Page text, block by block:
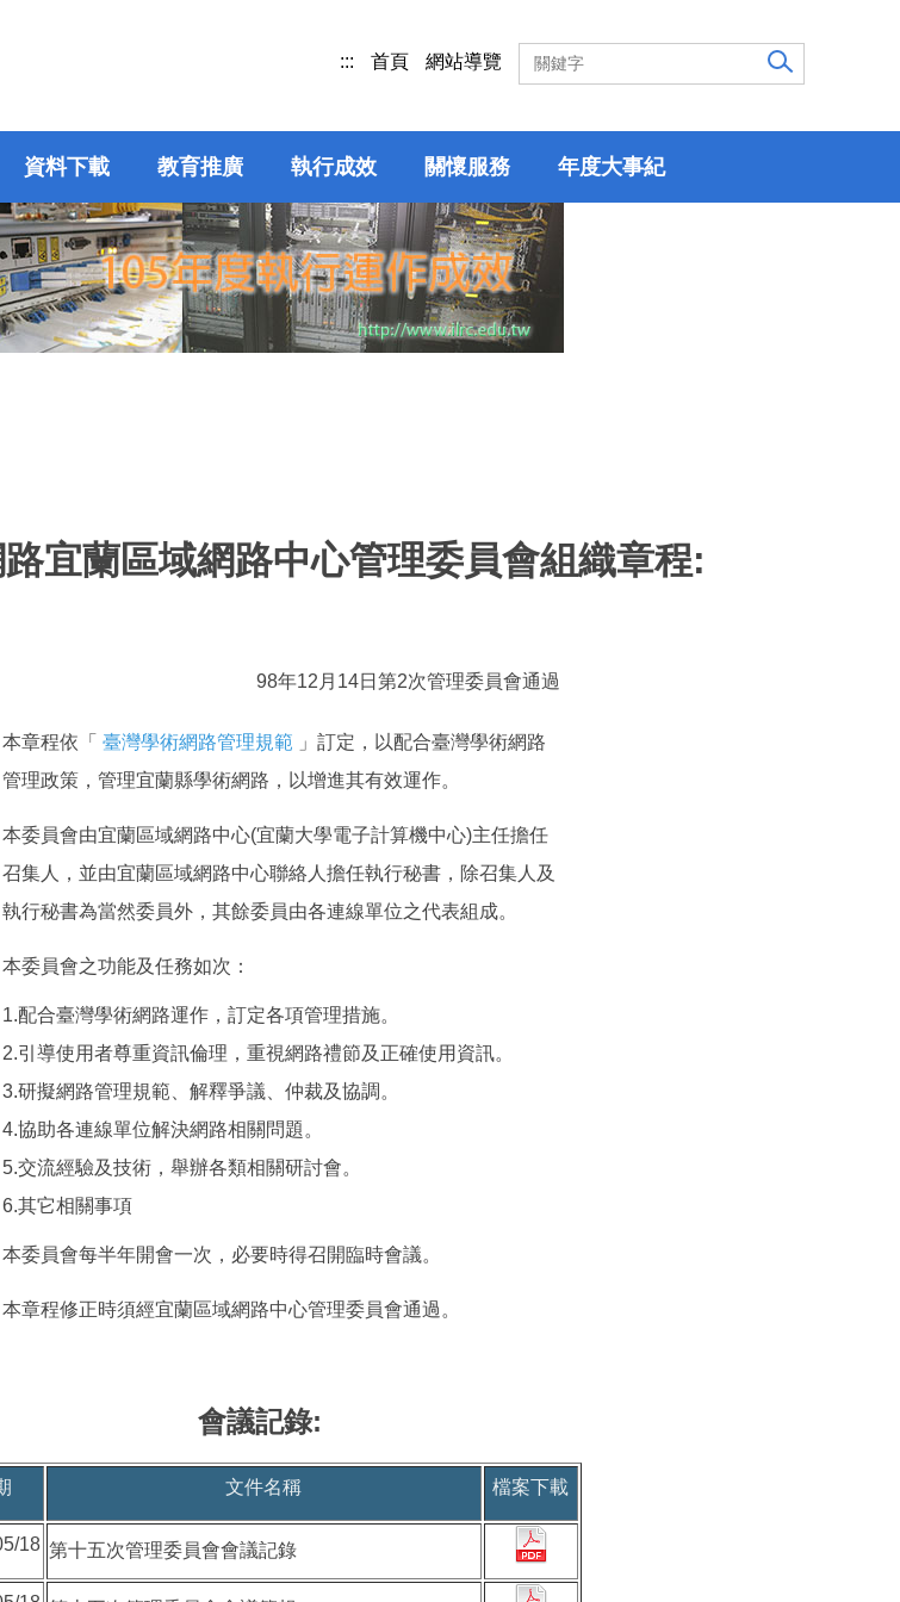
::: 首頁 網站導覽
資料下載 教育推廣 執行成效 關懷服務 年度大事紀
宜蘭區域網路中心管理委員會組織章程:
98年12月14日第2次管理委員會通過
本章程依「 臺灣學術網路管理規範
」訂定，以配合臺灣學術網路
管理政策，管理宜蘭縣學術網路，以增進其有效運作。
本委員會由宜蘭區域網路中心(宜蘭大學電子計算機中心)主任擔任
召集人，並由宜蘭區域網路中心聯絡人擔任執行秘書，除召集人及
執行秘書為當然委員外，其餘委員由各連線單位之代表組成。
本委員會之功能及任務如次：
1.配合臺灣學術網路運作，訂定各項管理措施。
2.引導使用者尊重資訊倫理，重視網路禮節及正確使用資訊。
3.研擬網路管理規範、解釋爭議、仲裁及協調。
4.協助各連線單位解決網路相關問題。
5.交流經驗及技術，舉辦各類相關研討會。
6.其它相關事項
本委員會每半年開會一次，必要時得召開臨時會議。
本章程修正時須經宜蘭區域網路中心管理委員會通過。
會議記錄:
文件名稱 檔案下載
18 第十五次管理委員會會議記錄